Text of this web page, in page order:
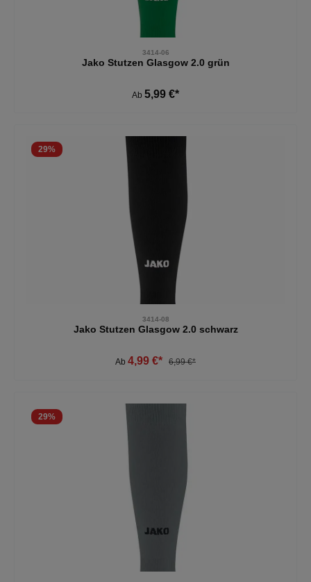
3414-06
Jako Stutzen Glasgow 2.0 grün
Ab 5,99 €*
29%
3414-08
Jako Stutzen Glasgow 2.0 schwarz
Ab 4,99 €* 6,99 €*
29%